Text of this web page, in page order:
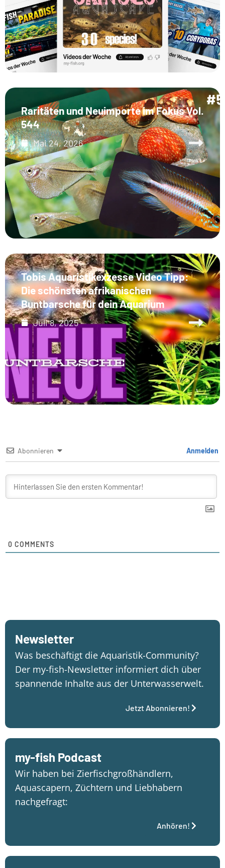
Raritäten und Neuimporte im Fokus Vol.
544
Mai 24, 2026
Tobis Aquaristikexzesse Video Tipp:
Die schönsten afrikanischen
Buntbarsche für dein Aquarium
Juli 8, 2025
Abonnieren Anmelden
0 COMMENTS
Newsletter
Was beschäftigt die Aquaristik-Community?
Der my-fish-Newsletter informiert dich über
spannende Inhalte aus der Unterwasserwelt.
Jetzt Abonnieren!
my-fish Podcast
Wir haben bei Zierfischgroßhändlern,
Aquascapern, Züchtern und Liebhabern
nachgefragt:
Anhören!